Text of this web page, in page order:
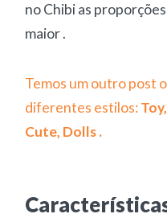
no Chibi as
maior .
Temos um outro post
diferentes estilos:
Cute, Dolls .